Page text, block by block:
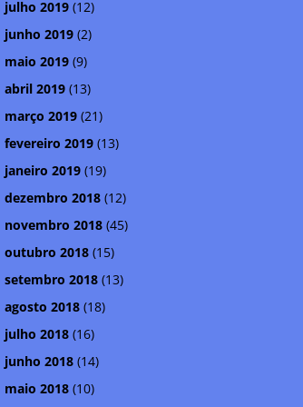
julho 2019 (12)
junho 2019 (2)
maio 2019 (9)
abril 2019 (13)
março 2019 (21)
fevereiro 2019 (13)
janeiro 2019 (19)
dezembro 2018 (12)
novembro 2018 (45)
outubro 2018 (15)
setembro 2018 (13)
agosto 2018 (18)
julho 2018 (16)
junho 2018 (14)
maio 2018 (10)